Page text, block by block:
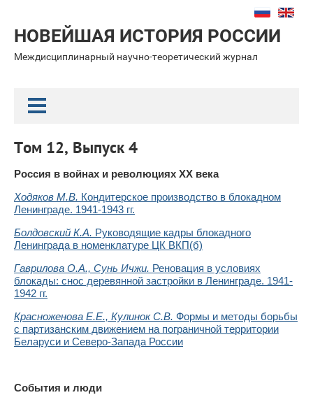
НОВЕЙШАЯ ИСТОРИЯ РОССИИ
Междисциплинарный научно-теоретический журнал
Том 12, Выпуск 4
Россия в войнах и революциях ХХ века
Ходяков М.В. Кондитерское производство в блокадном
Ленинграде. 1941-1943 гг.
Болдовский К.А. Руководящие кадры блокадного
Ленинграда в номенклатуре ЦК ВКП(б)
Гаврилова О.А., Сунь Ичжи. Реновация в условиях
блокады: снос деревянной застройки в Ленинграде. 1941-
1942 гг.
Красноженова Е.Е., Кулинок С.В. Формы и методы борьбы
с партизанским движением на пограничной территории
Беларуси и Северо-Запада России
События и люди